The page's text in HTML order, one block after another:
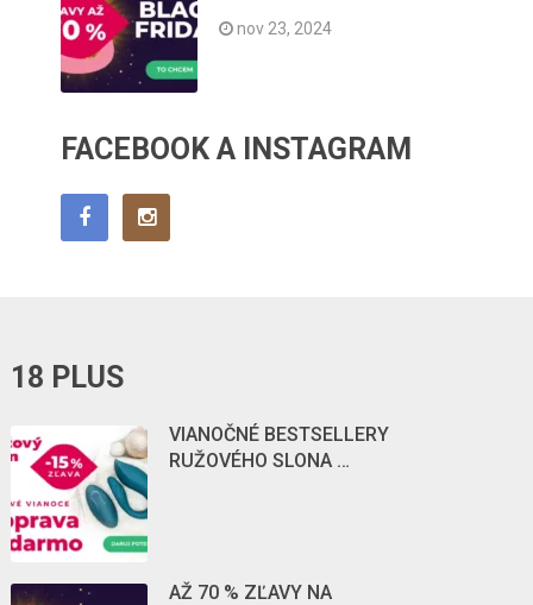
nov 23, 2024
FACEBOOK A INSTAGRAM
18 PLUS
VIANOČNÉ BESTSELLERY
RUŽOVÉHO SLONA …
AŽ 70 % ZĽAVY NA